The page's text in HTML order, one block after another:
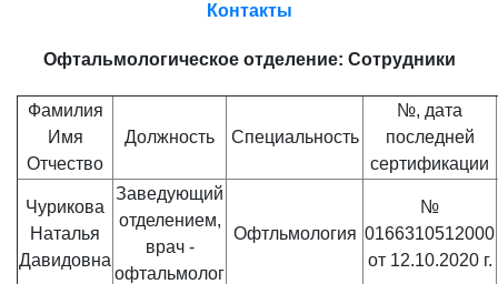
Контакты
Офтальмологическое отделение: Сотрудники
Фамилия
Имя
Отчество
Должность Специальность
№, дата
последней
сертификации
Чурикова
Наталья
Давидовна
Заведующий
отделением,
врач -
офтальмолог
Офтльмология
№
0166310512000
от 12.10.2020 г.